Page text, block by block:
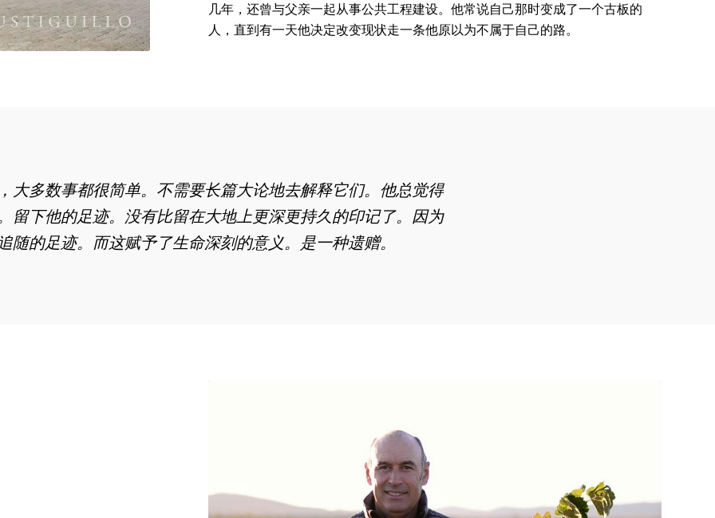
几年，还曾与父亲一起从事公共工程建设。他常说自己那时变成了一个古板的
人，直到有一天他决定改变现状走一条他原以为不属于自己的路。
大多数事都很简单。 不需要长篇大论地去解释它们。 他总觉得
留下他的足迹。 没有比留在大地上更深更持久的印记了。因为
随的足迹。 而这赋予了生命深刻的意义。 是一种遗赠。